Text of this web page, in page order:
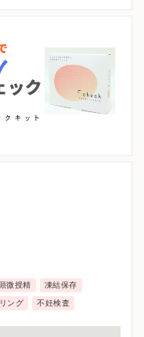
ださい。
たは直接お問い合わせ
微授精 凍結保存
ング 不妊検査